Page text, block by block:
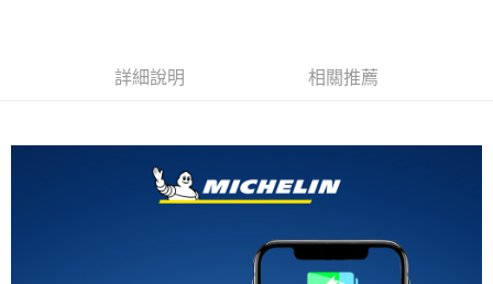
每筆NT$60，滿NT$699(含以上)免運費
詳細說明 相關推薦